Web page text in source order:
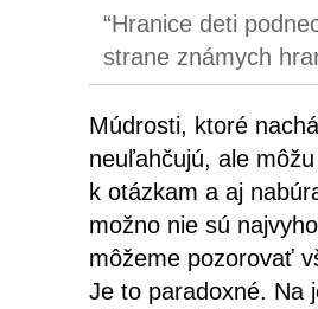
Hranice deti
strane známych
Múdrosti, ktoré
neuľahčujú, ale
k otázkam a aj
možno nie sú
môžeme pozorovať
Je to paradoxné. Na